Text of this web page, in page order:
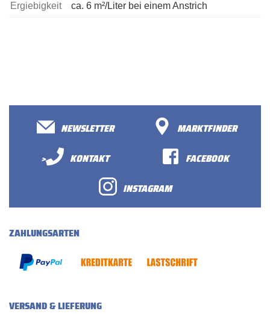
Ergiebigkeit ca. 6 m²/Liter bei einem Anstrich
NEWSLETTER
MARKTFINDER
>
KONTAKT
FACEBOOK
INSTAGRAM
ZAHLUNGSARTEN
VERSAND & LIEFERUNG